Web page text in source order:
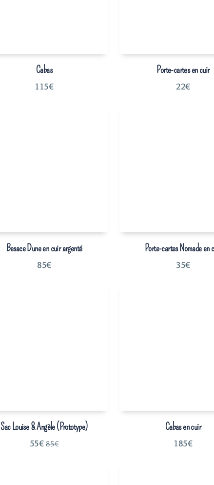
Cabas
115€
Porte-cartes en cuir
22€
Besace Dune en cuir argenté
85€
Porte-cartes Nomade en
35€
Sac Louise & Angèle (Prototype)
55€ 85€
Cabas en cuir
185€